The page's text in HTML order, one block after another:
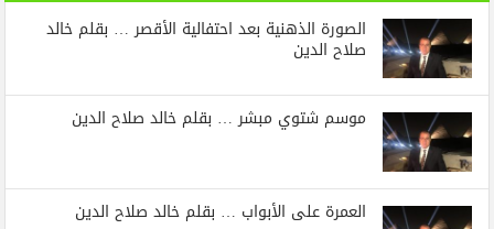
الصورة الذهنية بعد احتفالية الأقصر … بقلم خالد
صلاح الدين
موسم شتوي مبشر … بقلم خالد صلاح الدين
العمرة على الأبواب … بقلم خالد صلاح الدين